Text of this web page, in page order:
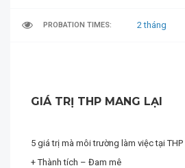
PROBATION TIMES: 2 tháng
GIÁ TRỊ THP MANG LẠI
5 giá trị mà môi trường làm việc tại THP
+ Thành tích – Đam mê